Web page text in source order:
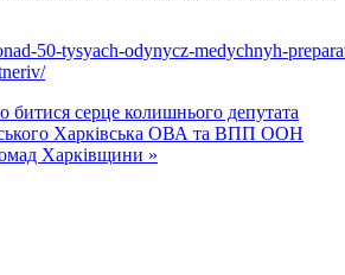
50-tysyach-odynycz-medychnyh-
битися серце колишнього депутата
Харківська ОВА та ВПП ООН
Харківщини »